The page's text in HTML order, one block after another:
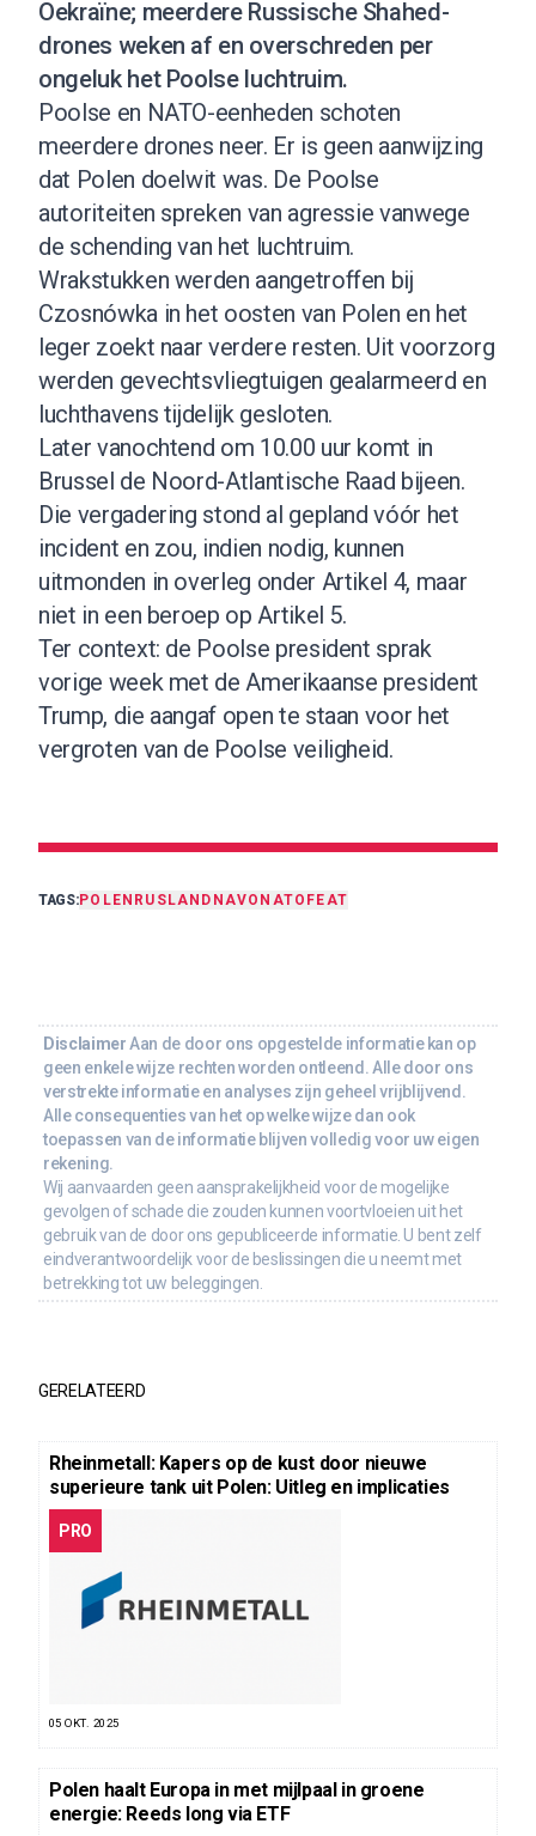
Oekraïne; meerdere Russische Shahed-
drones weken af en overschreden per
ongeluk het Poolse luchtruim.
Poolse en NATO-eenheden schoten
meerdere drones neer. Er is geen aanwijzing
dat Polen doelwit was. De Poolse
autoriteiten spreken van agressie vanwege
de schending van het luchtruim.
Wrakstukken werden aangetroffen bij
Czosnówka in het oosten van Polen en het
leger zoekt naar verdere resten. Uit voorzorg
werden gevechtsvliegtuigen gealarmeerd en
luchthavens tijdelijk gesloten.
Later vanochtend om 10.00 uur komt in
Brussel de Noord-Atlantische Raad bijeen.
Die vergadering stond al gepland vóór het
incident en zou, indien nodig, kunnen
uitmonden in overleg onder Artikel 4, maar
niet in een beroep op Artikel 5.
Ter context: de Poolse president sprak
vorige week met de Amerikaanse president
Trump, die aangaf open te staan voor het
vergroten van de Poolse veiligheid.
TAGS:POLEN RUSLAND NAVO NATO FEAT
Disclaimer Aan de door ons opgestelde informatie kan op
geen enkele wijze rechten worden ontleend. Alle door ons
verstrekte informatie en analyses zijn geheel vrijblijvend.
Alle consequenties van het op welke wijze dan ook
toepassen van de informatie blijven volledig voor uw eigen
rekening.
Wij aanvaarden geen aansprakelijkheid voor de mogelijke
gevolgen of schade die zouden kunnen voortvloeien uit het
gebruik van de door ons gepubliceerde informatie. U bent zelf
eindverantwoordelijk voor de beslissingen die u neemt met
betrekking tot uw beleggingen.
GERELATEERD
Rheinmetall: Kapers op de kust door nieuwe
superieure tank uit Polen: Uitleg en implicaties
PRO
05 OKT. 2025
Polen haalt Europa in met mijlpaal in groene
energie: Reeds long via ETF